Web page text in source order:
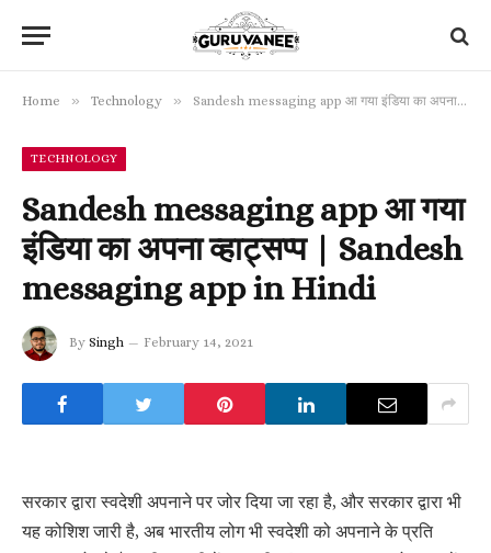
Home » Technology » Sandesh messaging app आ गया इंडिया का अपना व्हाट्सप्प | Sandesh messaging app in Hindi
TECHNOLOGY
Sandesh messaging app आ गया
इंडिया का अपना व्हाट्सप्प | Sandesh
messaging app in Hindi
By Singh February 14, 2021
सरकार द्वारा स्वदेशी अपनाने पर जोर दिया जा रहा है, और सरकार द्वारा भी
यह कोशिश जारी है, अब भारतीय लोग भी स्वदेशी को अपनाने के प्रति